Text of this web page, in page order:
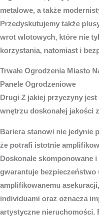
metalowe, a także
Przedyskutujemy także
wrot wlotowych, które nie
korzystania, natomiast i
Trwałe Ogrodzenia Miasto
Panele Ogrodzeniowe
Drugi Z jakiej przyczyny
wnętrzu doskonałej jakości
Bariera stanowi nie jedynie
że potrafi istotnie
Doskonale skomponowane
gwarantuje bezpieczeństwo
amplifikowanemu
individuami oraz oznacza
artystyczne nieruchomości.